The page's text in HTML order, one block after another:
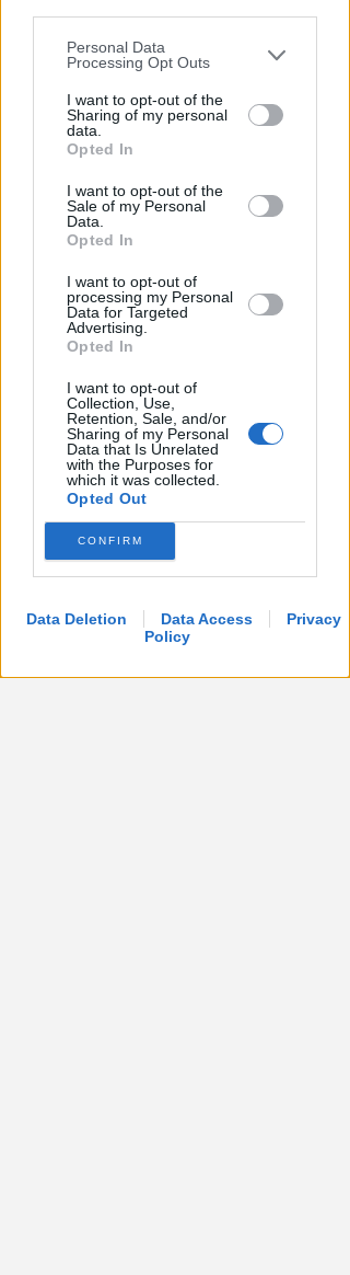
You may separately opt-out of the further
disclosure of your personal information
by third parties on the IAB’s list of
downstream participants.
by us to third parties on the IAB’s List of
Downstream Participants that may
further disclose it to other third parties.
Personal Data
Processing Opt Outs
I want to opt-out of the
Sharing of my personal
data.
Opted In
I want to opt-out of the
Sale of my Personal
Data.
Opted In
I want to opt-out of
processing my Personal
Data for Targeted
Advertising.
Opted In
I want to opt-out of
Collection, Use,
Retention, Sale, and/or
Sharing of my Personal
Data that Is Unrelated
with the Purposes for
which it was collected.
Opted Out
CONFIRM
Data Deletion Data Access
Privacy
Policy
Aspettando papa Leone, una
ligaza in piazza Tre Martiri
COSTO DI 392 MILA EURO
San Giuliano: ok al progetto per
il nuovo capanno e la
passeggiata sul fiume
Redazione